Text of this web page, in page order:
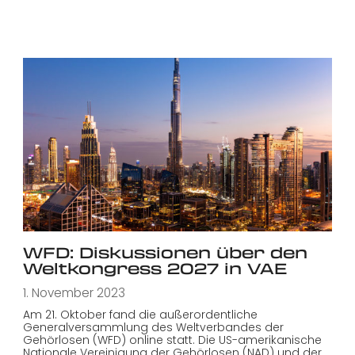
WFD: Diskussionen über den
Weltkongress 2027 in VAE
1. November 2023
Am 21. Oktober fand die außerordentliche
Generalversammlung des Weltverbandes der
Gehörlosen (WFD) online statt. Die US-amerikanische